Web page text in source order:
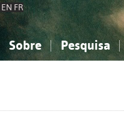
EN FR
Sobre Pesquisa